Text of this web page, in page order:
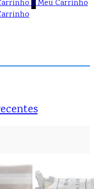
0Meu Carrinho